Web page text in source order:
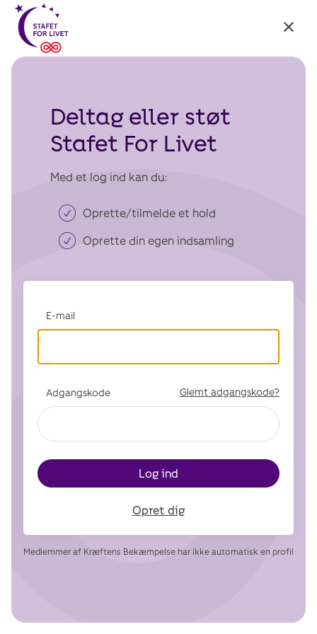
Tilbage
Stafet
Deltag eller støt
Stafet For Livet
Med et log ind kan du:
Oprette/tilmelde et hold
Oprette din egen indsamling
E-mail
Adgangskode Glemt adgangskode?
Log ind
Opret dig
Medlemmer af Kræftens Bekæmpelse har ikke automatisk en profil